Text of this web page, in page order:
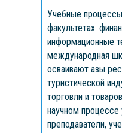
₽
2 дней
от2 дня
от1200 ₽
от1 часа
от200 ₽
Учебные
факультетах:
информационные
международная
осваивают азы
туристической
торговли и
научном процессе
преподаватели,